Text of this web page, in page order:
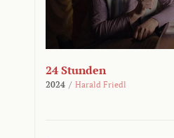
24 Stunden
2024 / Harald Friedl